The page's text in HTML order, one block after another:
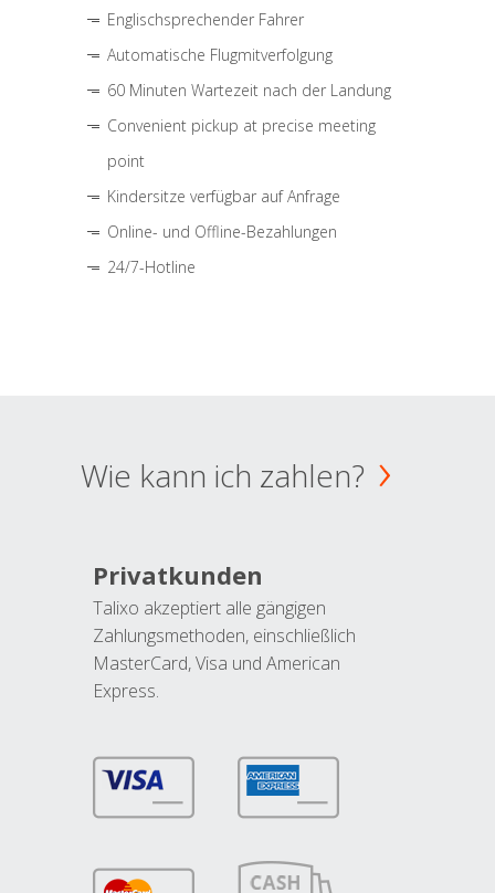
Englischsprechender Fahrer
Automatische Flugmitverfolgung
60 Minuten Wartezeit nach der Landung
Convenient pickup at precise meeting
point
Kindersitze verfügbar auf Anfrage
Online- und Offline-Bezahlungen
24/7-Hotline
Wie kann ich zahlen?
Privatkunden
Talixo akzeptiert alle gängigen
Zahlungsmethoden, einschließlich
MasterCard, Visa und American
Express.